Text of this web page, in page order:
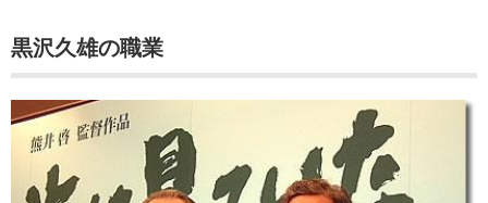
黒沢久雄の職業